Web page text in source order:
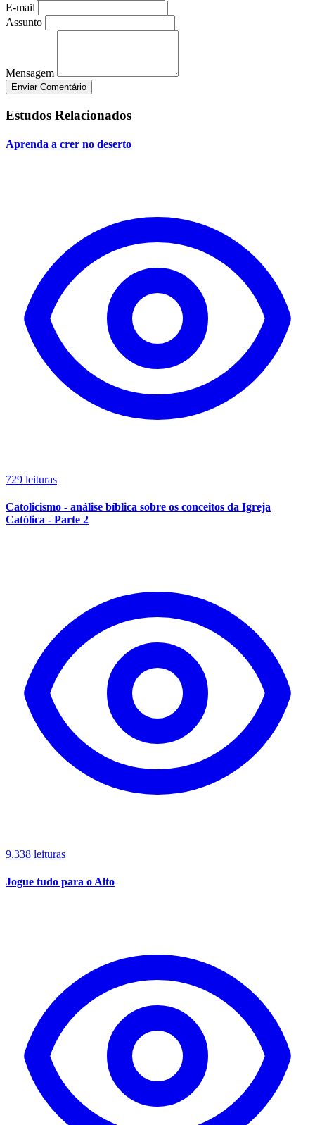
E-mail
Assunto
Mensagem
Enviar Comentário
Estudos Relacionados
Aprenda a crer no deserto
729 leituras
Catolicismo - análise bíblica sobre os conceitos da Igreja
Católica - Parte 2
9.338 leituras
Jogue tudo para o Alto